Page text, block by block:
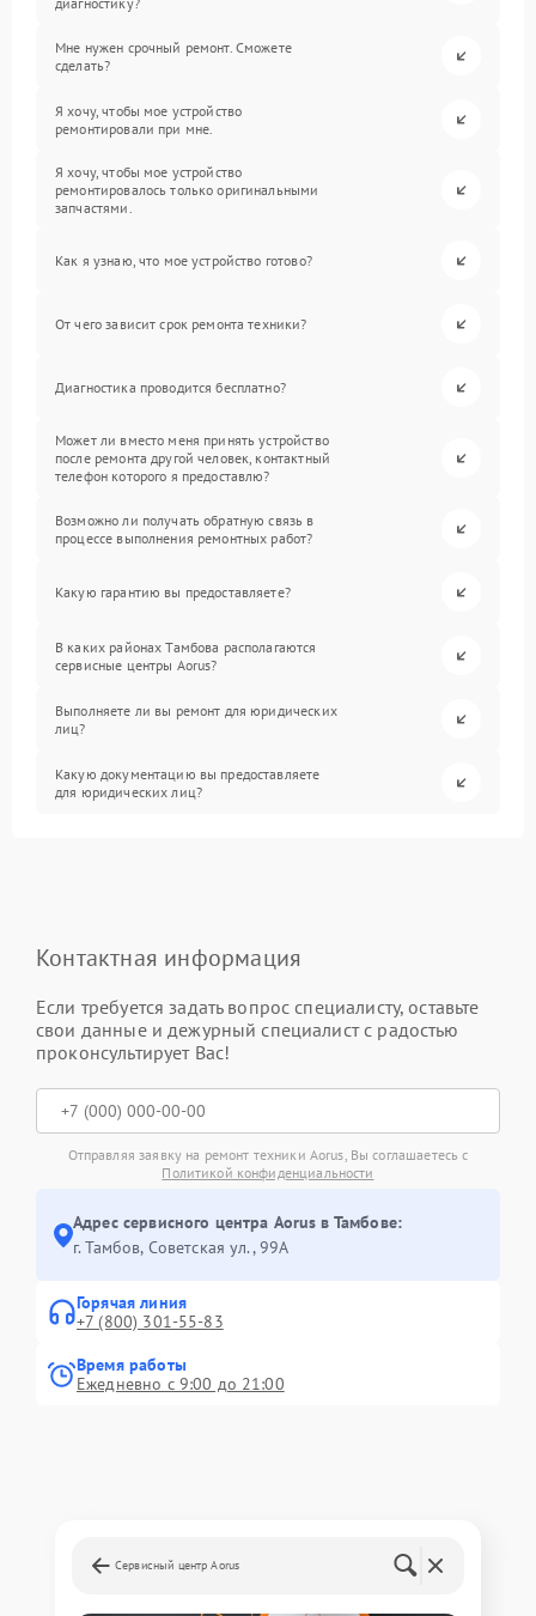
Мне нужен срочный ремонт. Сможете
сделать?
Я хочу, чтобы мое устройство
ремонтировали при мне.
Я хочу, чтобы мое устройство
ремонтировалось только оригинальными
запчастями.
Как я узнаю, что мое устройство готово?
От чего зависит срок ремонта техники?
Диагностика проводится бесплатно?
Может ли вместо меня принять устройство
после ремонта другой человек, контактный
телефон которого я предоставлю?
Возможно ли получать обратную связь в
процессе выполнения ремонтных работ?
Какую гарантию вы предоставляете?
В каких районах Тамбова располагаются
сервисные центры Aorus?
Выполняете ли вы ремонт для юридических
лиц?
Какую документацию вы предоставляете
для юридических лиц?
Контактная информация
Если требуется задать вопрос специалисту, оставьте
свои данные и дежурный специалист с радостью
проконсультирует Вас!
Отправляя заявку на ремонт техники Aorus, Вы соглашаетесь с
Политикой конфиденциальности
Адрес сервисного центра Aorus в Тамбове:
г. Тамбов, Советская ул., 99А
Горячая линия
+7 (800) 301-55-83
Время работы
Ежедневно с 9:00 до 21:00
Сервисный центр Aorus